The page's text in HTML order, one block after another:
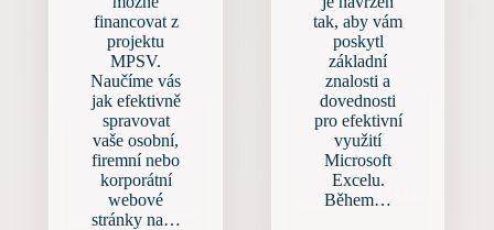
financovat z
projektu
MPSV.
Naučíme vás
jak efektivně
spravovat
vaše osobní,
firemní nebo
korporátní
webové
stránky na…
tak, aby vám
poskytl
základní
znalosti a
dovednosti
pro efektivní
využití
Microsoft
Excelu.
Během…